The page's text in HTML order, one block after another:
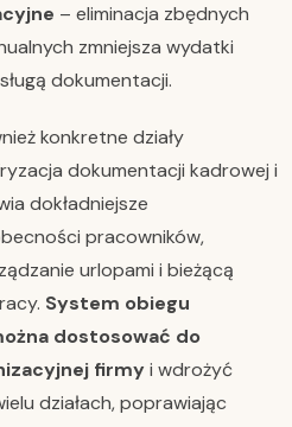
– eliminacja zbędnych
zmniejsza wydatki
dokumentacji.
konkretne działy
dokumentacji kadrowej i
dokładniejsze
pracowników,
urlopami i bieżącą
System obiegu
dostosować do
firmyi wdrożyć
działach, poprawiając